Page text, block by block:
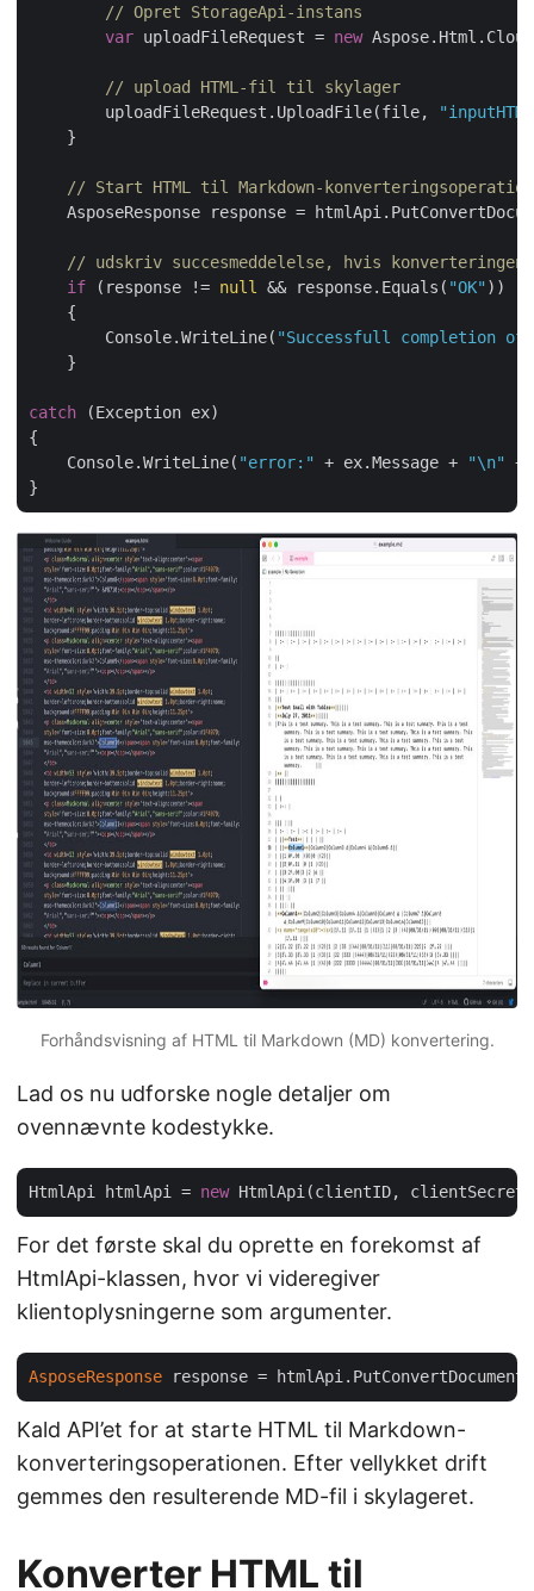
// Opret StorageApi-instans
var uploadFileRequest = new
// upload HTML-fil til skylager
        uploadFileRequest.UploadFile(file,
    }
// Start HTML til Markdown-
AsposeResponse response =
// udskriv succesmeddelelse, hvis
if (response != null && response.Equals( "OK" ))
    {
        Console.WriteLine(
"Successfull completion of
    }
catch (Exception ex)
{
    Console.WriteLine(
"error:" + ex.Message + "\n"
+
Forhåndsvisning af HTML til Markdown (MD) konvertering.
Lad os nu udforske nogle detaljer om
ovennævnte kodestykke.
HtmlApi htmlApi = new
For det første skal du oprette en forekomst af
HtmlApi-klassen, hvor vi videregiver
klientoplysningerne som argumenter.
AsposeResponse
Kald API’et for at starte HTML til Markdown-
konverteringsoperationen. Efter vellykket drift
gemmes den resulterende MD-fil i skylageret.
Konverter HTML til